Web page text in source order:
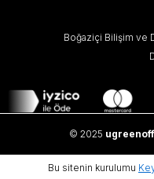
Boğaziçi Bilişim ve
© 2025
Bu sitenin kurulumu